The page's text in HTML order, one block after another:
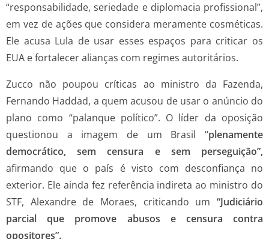
“responsabilidade, seriedade e diplomacia profissional”,
em vez de ações que considera meramente cosméticas.
Ele acusa Lula de usar esses espaços para criticar os
EUA e fortalecer alianças com regimes autoritários.
Zucco não poupou críticas ao ministro da Fazenda,
Fernando Haddad, a quem acusou de usar o anúncio do
plano como “palanque político”. O líder da oposição
questionou a imagem de um Brasil “plenamente
democrático, sem censura e sem perseguição”,
afirmando que o país é visto com desconfiança no
exterior. Ele ainda fez referência indireta ao ministro do
STF, Alexandre de Moraes, criticando um “Judiciário
parcial que promove abusos e censura contra
opositores”.